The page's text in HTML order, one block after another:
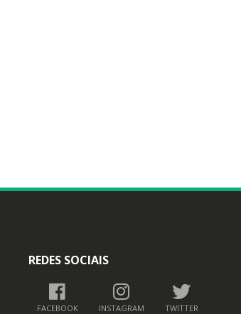
REDES SOCIAIS
FACEBOOK INSTAGRAM TWITTER